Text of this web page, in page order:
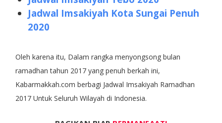
Jadwal Imsakiyah Kota Sungai Penuh
2020
Oleh karena itu, Dalam rangka menyongsong bulan
ramadhan tahun 2017 yang penuh berkah ini,
Kabarmakkah.com berbagi Jadwal Imsakiyah Ramadhan
2017 Untuk Seluruh Wilayah di Indonesia.